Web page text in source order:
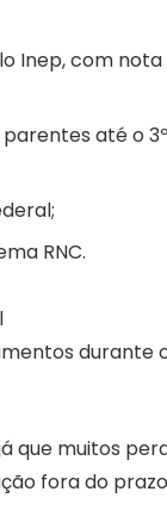
Inep, com
até o
RNC.
durante
que muitos
fora do